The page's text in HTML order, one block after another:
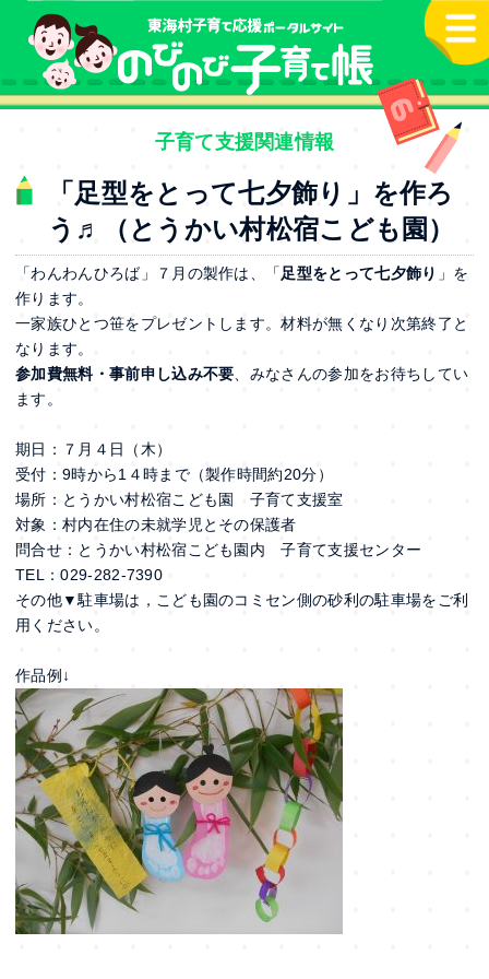
本文へ
子育て支援関連情報
「足型をとって七夕飾り」を作ろ
う♬（とうかい村松宿こども園）
「わんわんひろば」７月の製作は、「 足型をとって七夕飾り 」を
作ります。
一家族ひとつ笹をプレゼントします。材料が無くなり次第終了と
なります。
参加費無料・事前申し込み不要 、みなさんの参加をお待ちしてい
ます。
期日：７月４日（木）
受付：9時から1４時まで（製作時間約20分）
場所：とうかい村松宿こども園 子育て支援室
対象：村内在住の未就学児とその保護者
問合せ：とうかい村松宿こども園内 子育て支援センター
TEL：029-282-7390
その他▼駐車場は，こども園のコミセン側の砂利の駐車場をご利
用ください。
作品例↓